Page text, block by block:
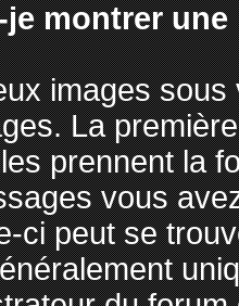
montrer
images
La
prennent la
vous
ci peut se